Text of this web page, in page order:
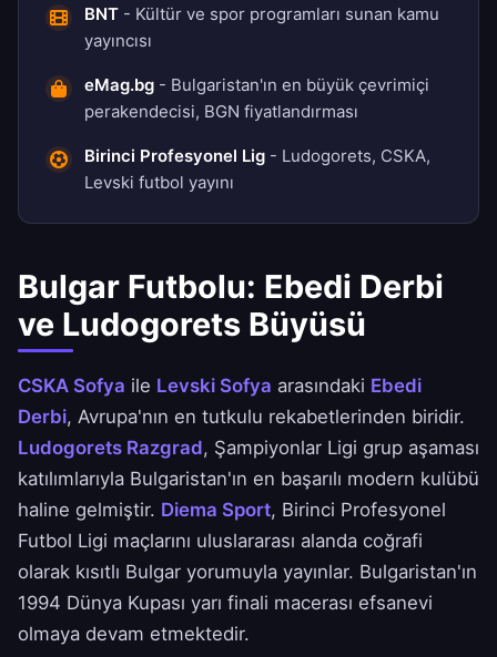
BNT - Kültür ve spor programları sunan kamu
yayıncısı
eMag.bg - Bulgaristan'ın en büyük çevrimiçi
perakendecisi, BGN fiyatlandırması
Birinci Profesyonel Lig - Ludogorets, CSKA,
Levski futbol yayını
Bulgar Futbolu: Ebedi Derbi
ve Ludogorets Büyüsü
CSKA Sofya ile Levski Sofya arasındaki Ebedi
Derbi, Avrupa'nın en tutkulu rekabetlerinden biridir.
Ludogorets Razgrad, Şampiyonlar Ligi grup aşaması
katılımlarıyla Bulgaristan'ın en başarılı modern kulübü
haline gelmiştir. Diema Sport, Birinci Profesyonel
Futbol Ligi maçlarını uluslararası alanda coğrafi
olarak kısıtlı Bulgar yorumuyla yayınlar. Bulgaristan'ın
1994 Dünya Kupası yarı finali macerası efsanevi
olmaya devam etmektedir.